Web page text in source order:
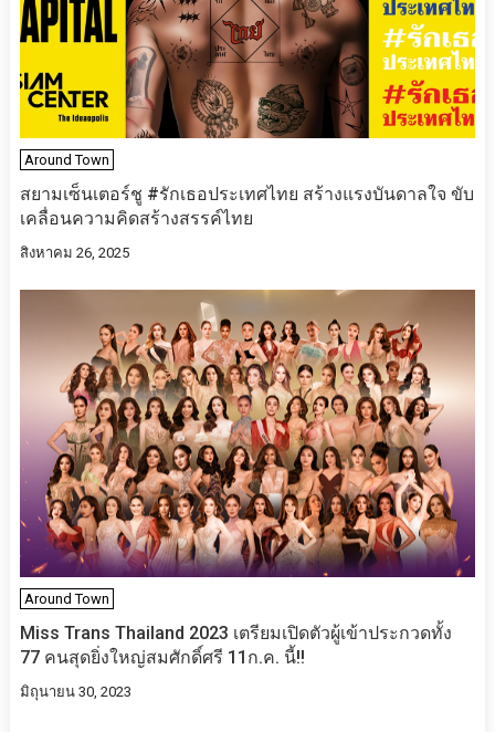
Around Town
สยามเซ็นเตอร์ชู #รักเธอประเทศไทย สร้างแรงบันดาลใจ ขับ
เคลื่อนความคิดสร้างสรรค์ไทย
สิงหาคม 26, 2025
Around Town
Miss Trans Thailand 2023 เตรียมเปิดตัวผู้เข้าประกวดทั้ง
77 คนสุดยิ่งใหญ่สมศักดิ์ศรี 11ก.ค. นี้!!
มิถุนายน 30, 2023